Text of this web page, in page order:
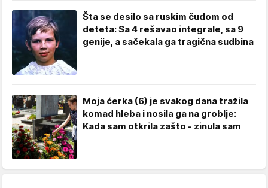
Šta se desilo sa ruskim čudom od
deteta: Sa 4 rešavao integrale, sa 9
genije, a sačekala ga tragična sudbina
Moja ćerka (6) je svakog dana tražila
komad hleba i nosila ga na groblje:
Kada sam otkrila zašto - zinula sam